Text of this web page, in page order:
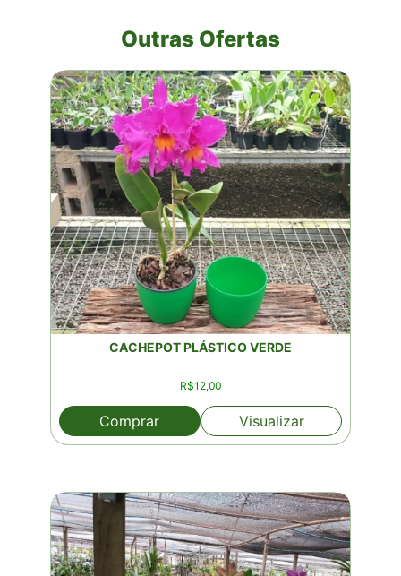
Outras Ofertas
CACHEPOT PLÁSTICO VERDE
R$12,00
Comprar Visualizar